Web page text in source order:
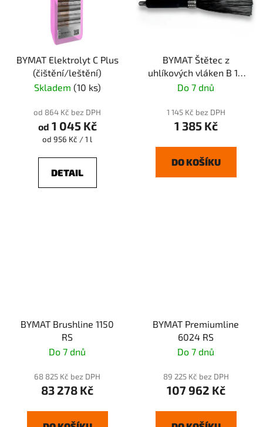
BYMAT Elektrolyt C Plus
(čištění/leštění)
Skladem (10 ks)
od 864 Kč bez DPH
od 1 045 Kč
Měrná
od 956 Kč / 1 l
DETAIL
BYMAT Štětec z
uhlíkových vláken B 10
mm Standard
Do 7 dnů
1 145 Kč bez DPH
1 385 Kč
DO KOŠÍKU
BYMAT Brushline 1150
RS
Do 7 dnů
68 825 Kč bez DPH
83 278 Kč
BYMAT Premiumline
6024 RS
Do 7 dnů
89 225 Kč bez DPH
107 962 Kč